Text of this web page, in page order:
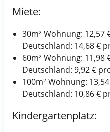
Miete:
30m² Wohnung:
Deutschland: 14,68 €
60m² Wohnung:
Deutschland: 9,92 €
100m² Wohnung:
Deutschland: 10,86 €
Kindergartenplatz: